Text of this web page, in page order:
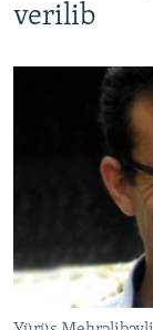
verilib